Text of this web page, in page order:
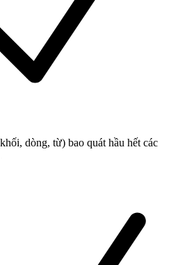
dòng, từ) bao quát hầu hết các